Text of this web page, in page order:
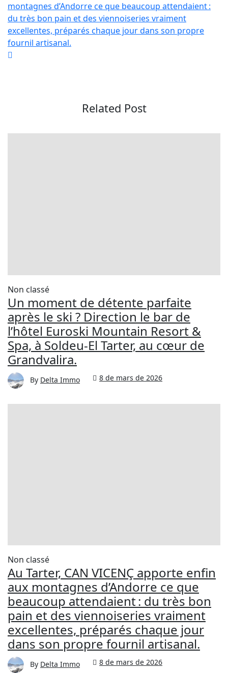
montagnes d’Andorre ce que beaucoup attendaient :
du très bon pain et des viennoiseries vraiment
excellentes, préparés chaque jour dans son propre
fournil artisanal.
Related Post
Non classé
Un moment de détente parfaite
après le ski ? Direction le bar de
l’hôtel Euroski Mountain Resort &
Spa, à Soldeu-El Tarter, au cœur de
Grandvalira.
By Delta Immo 8 de mars de 2026
Non classé
Au Tarter, CAN VICENÇ apporte enfin
aux montagnes d’Andorre ce que
beaucoup attendaient : du très bon
pain et des viennoiseries vraiment
excellentes, préparés chaque jour
dans son propre fournil artisanal.
By Delta Immo 8 de mars de 2026